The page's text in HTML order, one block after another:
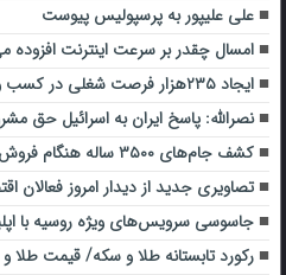
علی علیپور به پرسپولیس پیوست
امسال چقدر بر سرعت اینترنت افزوده
ایجاد ۲۳۵هزار فرصت شغلی در کسب و کارهای خرد
نصرالله: پاسخ ایران به اسرائیل حق
کشف جام‌های ٣۵٠٠ ساله هنگام فروش در رباط‌کریم
تصاویری جدید از دیدار امروز فعالان
جاسوسی سرویس‌های ویژه روسیه با
رکورد تابستانه طلا و سکه/ قیمت طلا